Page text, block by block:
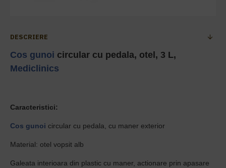
DESCRIERE
Cos gunoi circular cu pedala, otel, 3 L,
Mediclinics
Caracteristici:
Cos gunoi circular cu pedala, cu maner exterior
Material: otel vopsit alb
Galeata interioara din plastic cu maner, actionare prin apasare